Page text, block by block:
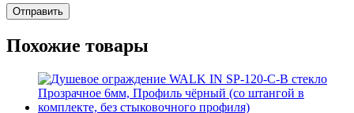
Похожие товары